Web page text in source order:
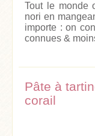
Tout le monde
nori en
importe : on
connues &
Pâte à
corail